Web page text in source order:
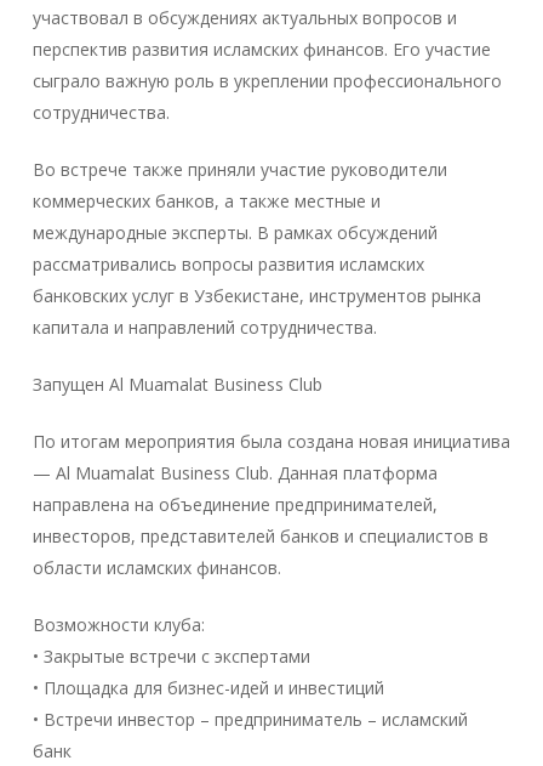
участвовал в обсуждениях актуальных вопросов и
перспектив развития исламских финансов. Его участие
сыграло важную роль в укреплении профессионального
сотрудничества.
Во встрече также приняли участие руководители
коммерческих банков, а также местные и
международные эксперты. В рамках обсуждений
рассматривались вопросы развития исламских
банковских услуг в Узбекистане, инструментов рынка
капитала и направлений сотрудничества.
Запущен Al Muamalat Business Club
По итогам мероприятия была создана новая инициатива
— Al Muamalat Business Club. Данная платформа
направлена на объединение предпринимателей,
инвесторов, представителей банков и специалистов в
области исламских финансов.
Возможности клуба:
• Закрытые встречи с экспертами
• Площадка для бизнес-идей и инвестиций
• Встречи инвестор – предприниматель – исламский
банк